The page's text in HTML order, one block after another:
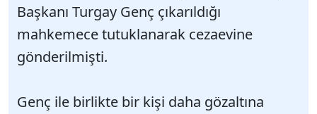
Başkanı Turgay Genç çıkarıldığı
mahkemece tutuklanarak cezaevine
gönderilmişti.
Genç ile birlikte bir kişi daha gözaltına